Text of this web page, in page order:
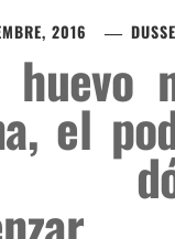
2016
el